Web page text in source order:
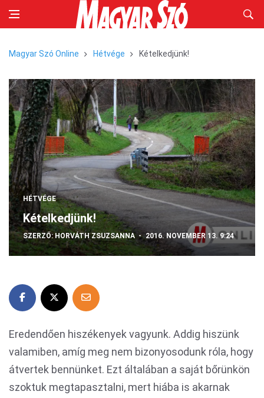
Magyar Szó Online Hétvége Kételkedjünk!
HÉTVÉGE
Kételkedjünk!
SZERZŐ: HORVÁTH ZSUZSANNA 2016. NOVEMBER 13. 9:24
Eredendően hiszékenyek vagyunk. Addig hiszünk
valamiben, amíg meg nem bizonyosodunk róla, hogy
átvertek bennünket. Ezt általában a saját bőrünkön
szoktuk megtapasztalni, mert hiába is akarnak